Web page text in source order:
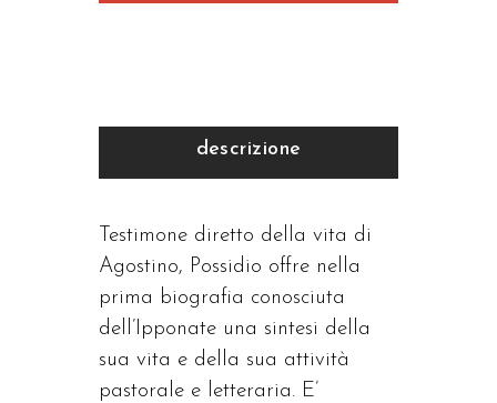
descrizione
Testimone diretto della vita di
Agostino, Possidio offre nella
prima biografia conosciuta
dell’Ipponate una sintesi della
sua vita e della sua attività
pastorale e letteraria. E’